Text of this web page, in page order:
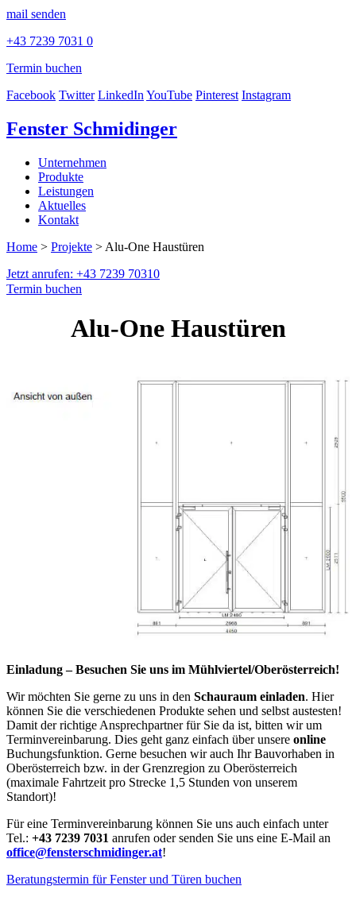
mail senden
+43 7239 7031 0
Termin buchen
Facebook Twitter LinkedInYouTube Pinterest Instagram
Fenster Schmidinger
Unternehmen
Produkte
Leistungen
Aktuelles
Kontakt
Home > Projekte > Alu-One Haustüren
Jetzt anrufen: +43 7239 70310
Termin buchen
Alu-One Haustüren
Einladung – Besuchen Sie uns im Mühlviertel/Oberösterreich!
Wir möchten Sie gerne zu uns in den Schauraum einladen. Hier
können Sie die verschiedenen Produkte sehen und selbst austesten!
Damit der richtige Ansprechpartner für Sie da ist, bitten wir um
Terminvereinbarung. Dies geht ganz einfach über unsere online
Buchungsfunktion. Gerne besuchen wir auch Ihr Bauvorhaben in
Oberösterreich bzw. in der Grenzregion zu Oberösterreich
(maximale Fahrtzeit pro Strecke 1,5 Stunden von unserem
Standort)!
Für eine Terminvereinbarung können Sie uns auch einfach unter
Tel.: +43 7239 7031 anrufen oder senden Sie uns eine E-Mail an
office@fensterschmidinger.at!
Beratungstermin für Fenster und Türen buchen